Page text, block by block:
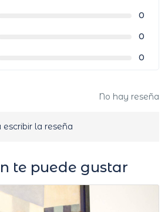
0
0
0
No hay reseña
escribir la reseña
te puede gustar